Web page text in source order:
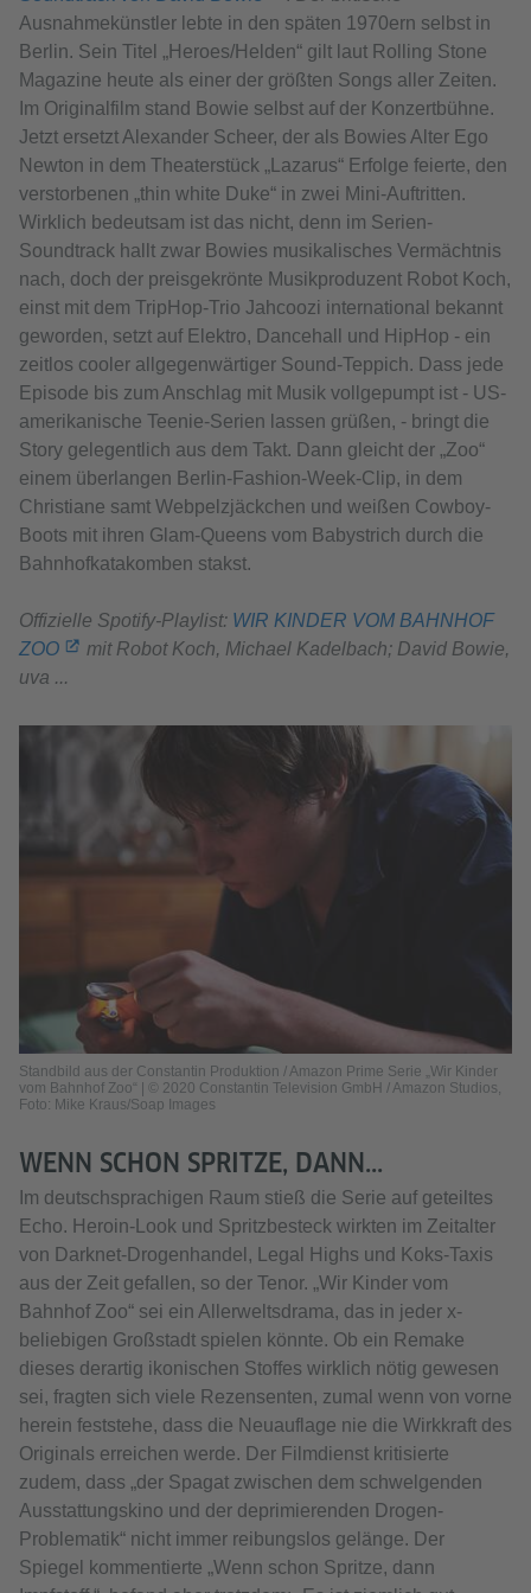
Ausnahmekünstler lebte in den späten 1970ern selbst in
Berlin. Sein Titel „Heroes/Helden“ gilt laut Rolling Stone
Magazine heute als einer der größten Songs aller Zeiten.
Im Originalfilm stand Bowie selbst auf der Konzertbühne.
Jetzt ersetzt Alexander Scheer, der als Bowies Alter Ego
Newton in dem Theaterstück „Lazarus“ Erfolge feierte, den
verstorbenen „thin white Duke“ in zwei Mini-Auftritten.
Wirklich bedeutsam ist das nicht, denn im Serien-
Soundtrack hallt zwar Bowies musikalisches Vermächtnis
nach, doch der preisgekrönte Musikproduzent Robot Koch,
einst mit dem TripHop-Trio Jahcoozi international bekannt
geworden, setzt auf Elektro, Dancehall und HipHop - ein
zeitlos cooler allgegenwärtiger Sound-Teppich. Dass jede
Episode bis zum Anschlag mit Musik vollgepumpt ist - US-
amerikanische Teenie-Serien lassen grüßen, - bringt die
Story gelegentlich aus dem Takt. Dann gleicht der „Zoo“
einem überlangen Berlin-Fashion-Week-Clip, in dem
Christiane samt Webpelzjäckchen und weißen Cowboy-
Boots mit ihren Glam-Queens vom Babystrich durch die
Bahnhofkatakomben stakst.
Offizielle Spotify-Playlist: WIR KINDER VOM BAHNHOF
ZOO
mit Robot Koch, Michael Kadelbach; David Bowie,
uva ...
Standbild aus der Constantin Produktion / Amazon Prime Serie „Wir Kinder
vom Bahnhof Zoo“ | © 2020 Constantin Television GmbH / Amazon Studios,
Foto: Mike Kraus/Soap Images
WENN SCHON SPRITZE, DANN...
Im deutschsprachigen Raum stieß die Serie auf geteiltes
Echo. Heroin-Look und Spritzbesteck wirkten im Zeitalter
von Darknet-Drogenhandel, Legal Highs und Koks-Taxis
aus der Zeit gefallen, so der Tenor. „Wir Kinder vom
Bahnhof Zoo“ sei ein Allerweltsdrama, das in jeder x-
beliebigen Großstadt spielen könnte. Ob ein Remake
dieses derartig ikonischen Stoffes wirklich nötig gewesen
sei, fragten sich viele Rezensenten, zumal wenn von vorne
herein feststehe, dass die Neuauflage nie die Wirkkraft des
Originals erreichen werde. Der Filmdienst kritisierte
zudem, dass „der Spagat zwischen dem schwelgenden
Ausstattungskino und der deprimierenden Drogen-
Problematik“ nicht immer reibungslos gelänge. Der
Spiegel kommentierte „Wenn schon Spritze, dann